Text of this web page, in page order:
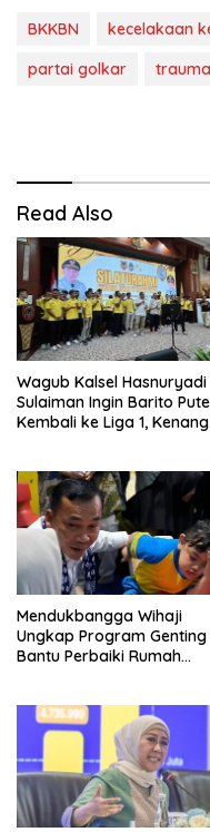
BKKBN kecelakaan
partai golkar
Read Also
Wagub Kalsel Hasnuryadi
Sulaiman Ingin Barito
Kembali ke Liga 1, Kenang
Mendukbangga Wihaji
Ungkap Program Genting
Bantu Perbaiki Rumah